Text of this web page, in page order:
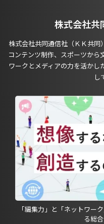
株式会社共
株式会社共同通信社（ＫＫ共同
コンテンツ制作、スポーツから
ワークとメディアの力を活かし
し
「編集力」と「ネットワー
る総